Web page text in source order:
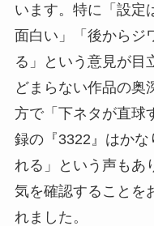
います。特に「設定
面白い」「後からジ
る」という意見が目
どまらない作品の奥
方で「下ネタが直球
録の『3322』はか
れる」という声もあ
気を確認することを
れました。